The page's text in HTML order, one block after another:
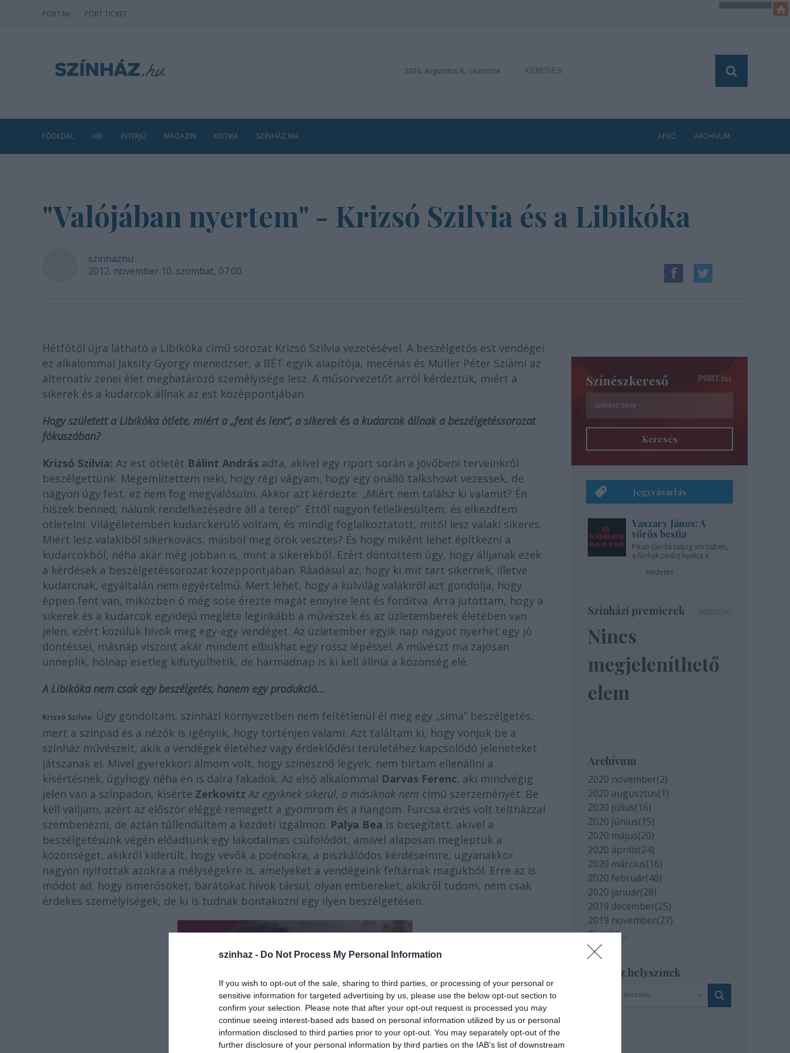
szinhaz - Do Not Process My Personal Information
If you wish to opt-out of the sale, sharing to third parties, or processing of your personal or
sensitive information for targeted advertising by us, please use the below opt-out section to
confirm your selection. Please note that after your opt-out request is processed you may
continue seeing interest-based ads based on personal information utilized by us or personal
information disclosed to third parties prior to your opt-out. You may separately opt-out of the
further disclosure of your personal information by third parties on the IAB’s list of downstream
PORT.hu PORT TICKET
2026. augusztus 6., csütörtök
FŐOLDAL HÍR INTERJÚ MAGAZIN KRITIKA SZÍNHÁZ MA APRÓ ARCHÍVUM
"Valójában nyertem" - Krizsó Szilvia és a Libikóka
szinhazhu
2012. november 10. szombat, 07:00
Hétfőtől újra látható a Libikóka című sorozat Krizsó Szilvia vezetésével. A beszélgetős est vendégei
ez alkalommal Jaksity György menedzser, a BÉT egyik alapítója, mecénás és Müller Péter Sziámi az
alternatív zenei élet meghatározó személyisége lesz. A műsorvezetőt arról kérdeztük, miért a
sikerek és a kudarcok állnak az est középpontjában.
Hogy született a Libikóka ötlete, miért a „fent és lent”, a sikerek és a kudarcok állnak a beszélgetéssorozat
fókuszában?
Krizsó Szilvia: Az est ötletét Bálint András adta, akivel egy riport során a jövőbeni terveinkről
beszélgettünk. Megemlítettem neki, hogy régi vágyam, hogy egy önálló talkshowt vezessek, de
nagyon úgy fest, ez nem fog megvalósulni. Akkor azt kérdezte: „Miért nem találsz ki valamit? Én
hiszek benned, nálunk rendelkezésedre áll a terep”. Ettől nagyon fellelkesültem, és elkezdtem
ötletelni. Világéletemben kudarckerülő voltam, és mindig foglalkoztatott, mitől lesz valaki sikeres.
Miért lesz valakiből sikerkovács, másból meg örök vesztes? És hogy miként lehet építkezni a
kudarcokból, néha akár még jobban is, mint a sikerekből. Ezért döntöttem úgy, hogy álljanak ezek
a kérdések a beszélgetéssorozat középpontjában. Ráadásul az, hogy ki mit tart sikernek, illetve
kudarcnak, egyáltalán nem egyértelmű. Mert lehet, hogy a külvilág valakiről azt gondolja, hogy
éppen fent van, miközben ő még sose érezte magát ennyire lent és fordítva. Arra jutottam, hogy a
sikerek és a kudarcok egyidejű megléte leginkább a művészek és az üzletemberek életében van
jelen, ezért közülük hívok meg egy-egy vendéget. Az üzletember egyik nap nagyot nyerhet egy jó
döntéssel, másnap viszont akár mindent elbukhat egy rossz lépéssel. A művészt ma zajosan
ünneplik, holnap esetleg kifütyülhetik, de harmadnap is ki kell állnia a közönség elé.
A Libikóka nem csak egy beszélgetés, hanem egy produkció...
Krizsó Szilvia: Úgy gondoltam, színházi környezetben nem feltétlenül él meg egy „sima” beszélgetés,
mert a színpad és a nézők is igénylik, hogy történjen valami. Azt találtam ki, hogy vonjuk be a
színház művészeit, akik a vendégek életéhez vagy érdeklődési területéhez kapcsolódó jeleneteket
játszanak el. Mivel gyerekkori álmom volt, hogy színésznő legyek, nem bírtam ellenállni a
kísértésnek, úgyhogy néha én is dalra fakadok. Az első alkalommal Darvas Ferenc, aki mindvégig
jelen van a színpadon, kísérte ZerkovitzAz egyiknek sikerül, a másiknak nem című szerzeményét. Be
kell valljam, azért az először eléggé remegett a gyomrom és a hangom. Furcsa érzés volt teltházzal
szembenézni, de aztán túllendültem a kezdeti izgalmon. Palya Bea is besegített, akivel a
beszélgetésünk végén előadtunk egy lakodalmas csúfolódót, amivel alaposan megleptük a
közönséget, akikről kiderült, hogy vevők a poénokra, a piszkálódos kérdéseimre, ugyanakkor
nagyon nyitottak azokra a mélységekre is, amelyeket a vendégeink feltárnak magukból. Erre az is
módot ad, hogy ismerősöket, barátokat hívok társul, olyan embereket, akikről tudom, nem csak
érdekes személyiségek, de ki is tudnak bontakozni egy ilyen beszélgetésen.
Színészkereső
Keresés
Jegyvásárlás
Vaszary János: A
vörös bestia
Pikali Gerda talpig vörösben,
a férfiak pedig nyakig a
hirdetés
Színházi premierek
Nincs
megjeleníthető
elem
Archívum
2020 november(2)
2020 augusztus(1)
2020 július(16)
2020 június(15)
2020 május(20)
2020 április(24)
2020 március(16)
2020 február(46)
2020 január(28)
2019 december(25)
2019 november(27)
Tovább...
Szinház helyszínek